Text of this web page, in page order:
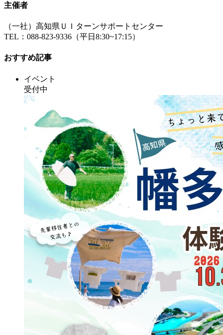
主催者
（一社）高知県ＵＩターンサポートセンター
TEL：088-823-9336（平日8:30~17:15）
おすすめ記事
イベント
受付中